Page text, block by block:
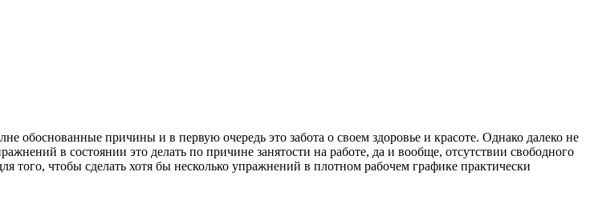
обоснованные причины и в первую очередь это забота о своем здоровье и красоте. Однако далеко не
в состоянии это делать по причине занятости на работе, да и вообще, отсутствии свободного
того, чтобы сделать хотя бы несколько упражнений в плотном рабочем графике практически